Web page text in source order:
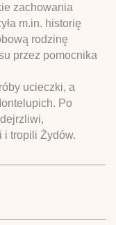
zachowania
m.in. historię
rodzinę
przez pomocnika
ucieczki, a
Po
i tropili Żydów.